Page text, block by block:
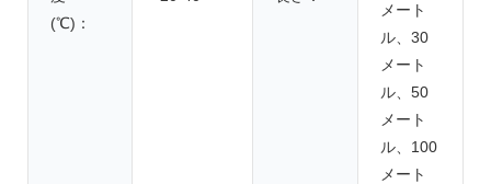
(℃)：
メート
ル、30
メート
ル、50
メート
ル、100
メート